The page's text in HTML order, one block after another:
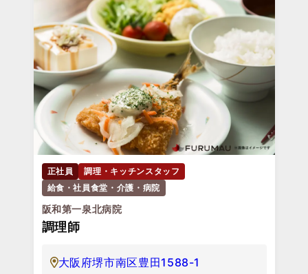
正社員
調理・キッチンスタッフ
給食・社員食堂・介護・病院
阪和第一泉北病院
調理師
大阪府堺市南区豊田1588-1